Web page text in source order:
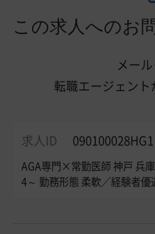
この求人へのお
メール
転職エージェント
求人ID 090100028HG1
AGA専門×常勤医師 神戸 兵
4～ 勤務形態 柔軟／経験者優